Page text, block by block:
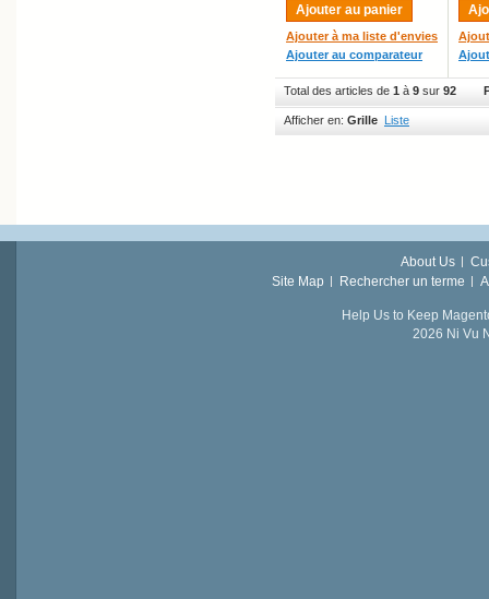
Ajouter au panier
Ajouter à ma liste d'envies
Ajouter au comparateur
Total des articles de 1 à 9 sur 92
Afficher en: Grille Liste
About Us
Site Map
Rechercher un terme
Help Us to Keep
2026 Ni Vu